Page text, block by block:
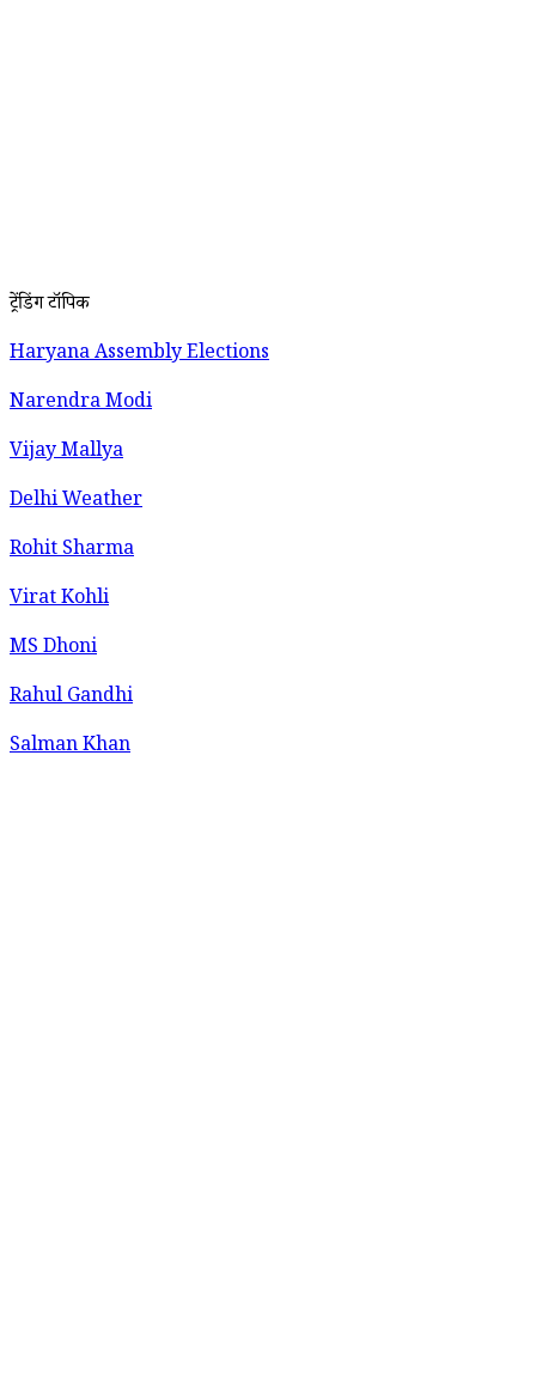
ट्रेंडिंग टॉपिक
Haryana Assembly Elections
Narendra Modi
Vijay Mallya
Delhi Weather
Rohit Sharma
Virat Kohli
MS Dhoni
Rahul Gandhi
Salman Khan